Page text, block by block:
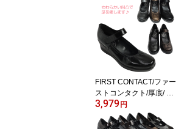
靴/39048/カジュアル/コ
ンフォート【売れ筋】
【オススメ】
FIRST CONTACT/ファー
ストコンタクト/厚底/ ウ
ェッジソール/パンプス/
ウォーキングシューズ/
靴/39046/39041/カジュ
3,979円